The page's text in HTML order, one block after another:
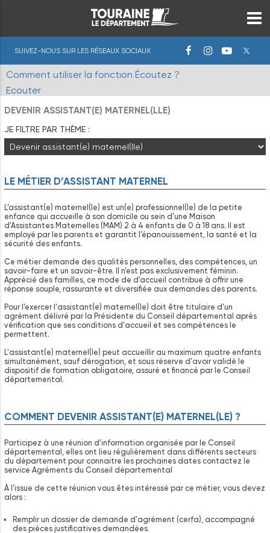
SUIVEZ-NOUS SUR LES RÉSEAUX SOCIAUX
Comment utiliser la fonction Écoutez ?
Ecouter
DEVENIR ASSISTANT(E) MATERNEL(LLE)
JE FILTRE PAR THÈME :
LE MÉTIER D’ASSISTANT MATERNEL
L’assistant(e) maternel(le) est un(e) professionnel(le) de la petite
enfance qui accueille à son domicile ou sein d’une Maison
d’Assistantes Maternelles (MAM) 2 à 4 enfants de 0 à 18 ans. Il est
employé par les parents et garantit l’épanouissement, la santé et la
sécurité des enfants.
Ce métier demande des qualités personnelles, des compétences, un
savoir-faire et un savoir-être. Il n’est pas exclusivement féminin.
Apprécié des familles, ce mode de d’accueil contribue à offrir une
réponse souple, rassurante et diversifiée aux demandes des parents.
Pour l’exercer l'assistant(e) maternel(le) doit être titulaire d'un
agrément délivré par la Présidente du Conseil départemental après
vérification que ses conditions d'accueil et ses compétences le
permettent.
L'assistant(e) maternel(le) peut accueillir au maximum quatre enfants
simultanément, sauf dérogation, et sous réserve d'avoir validé le
dispositif de formation obligatoire, assuré et financé par le Conseil
départemental.
COMMENT DEVENIR ASSISTANT(E) MATERNEL(LE) ?
Participez à une réunion d'information organisée par le Conseil
départemental, elles ont lieu régulièrement dans différents secteurs
du département pour connaitre les prochaines dates contactez le
service Agréments du Conseil départemental
À l’issue de cette réunion vous êtes intéressé par ce métier, vous devez
alors :
Remplir un dossier de demande d'agrément (cerfa), accompagné
des pièces justificatives demandées.